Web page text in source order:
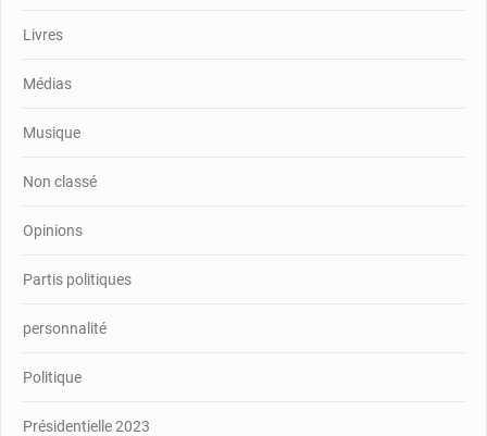
Livres
Médias
Musique
Non classé
Opinions
Partis politiques
personnalité
Politique
Présidentielle 2023